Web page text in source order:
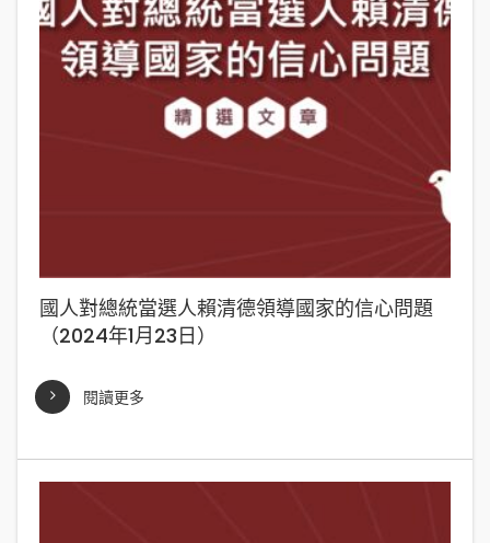
國人對總統當選人賴清德領導國家的信心問題
（2024年1月23日）
閱讀更多